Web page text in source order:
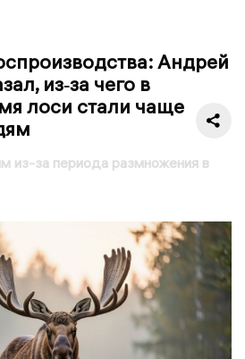
Андрей
из‑за чего в
лоси стали чаще
из-за периода размножения в